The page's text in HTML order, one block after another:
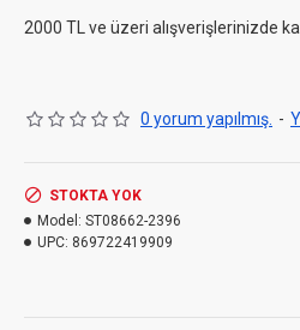
2000 TL ve üzeri alışverişlerinizde
0 yorum yapılmış. -
STOKTA YOK
Model: ST08662-2396
UPC: 869722419909